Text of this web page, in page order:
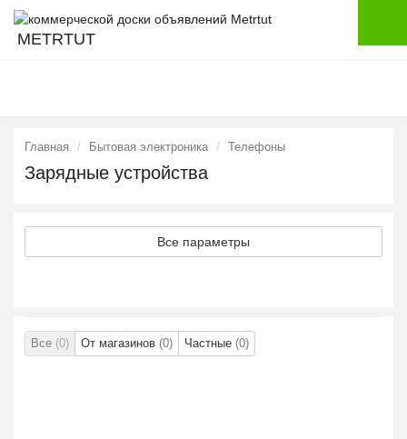
METRTUT
Главная Бытовая электроника Телефоны
Зарядные устройства
Все параметры
Все (0) От магазинов (0) Частные (0)